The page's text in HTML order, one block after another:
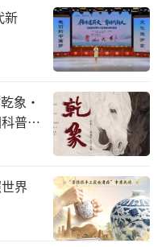
团青年戏剧团的练
新
普馆
界